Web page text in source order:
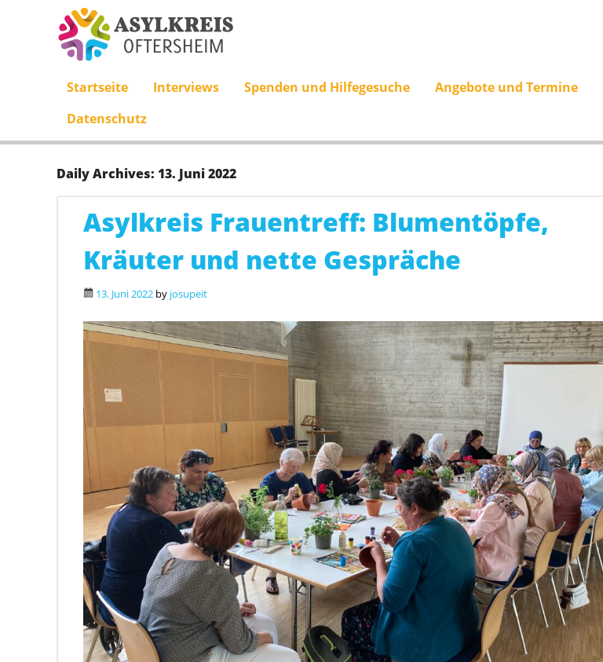
Menu
Skip to contentStartseite Interviews Spenden und Hilfegesuche Angebote und Termine
Datenschutz
Daily Archives: 13. Juni 2022
Asylkreis Frauentreff: Blumentöpfe,
Kräuter und nette Gespräche
13. Juni 2022 by josupeit